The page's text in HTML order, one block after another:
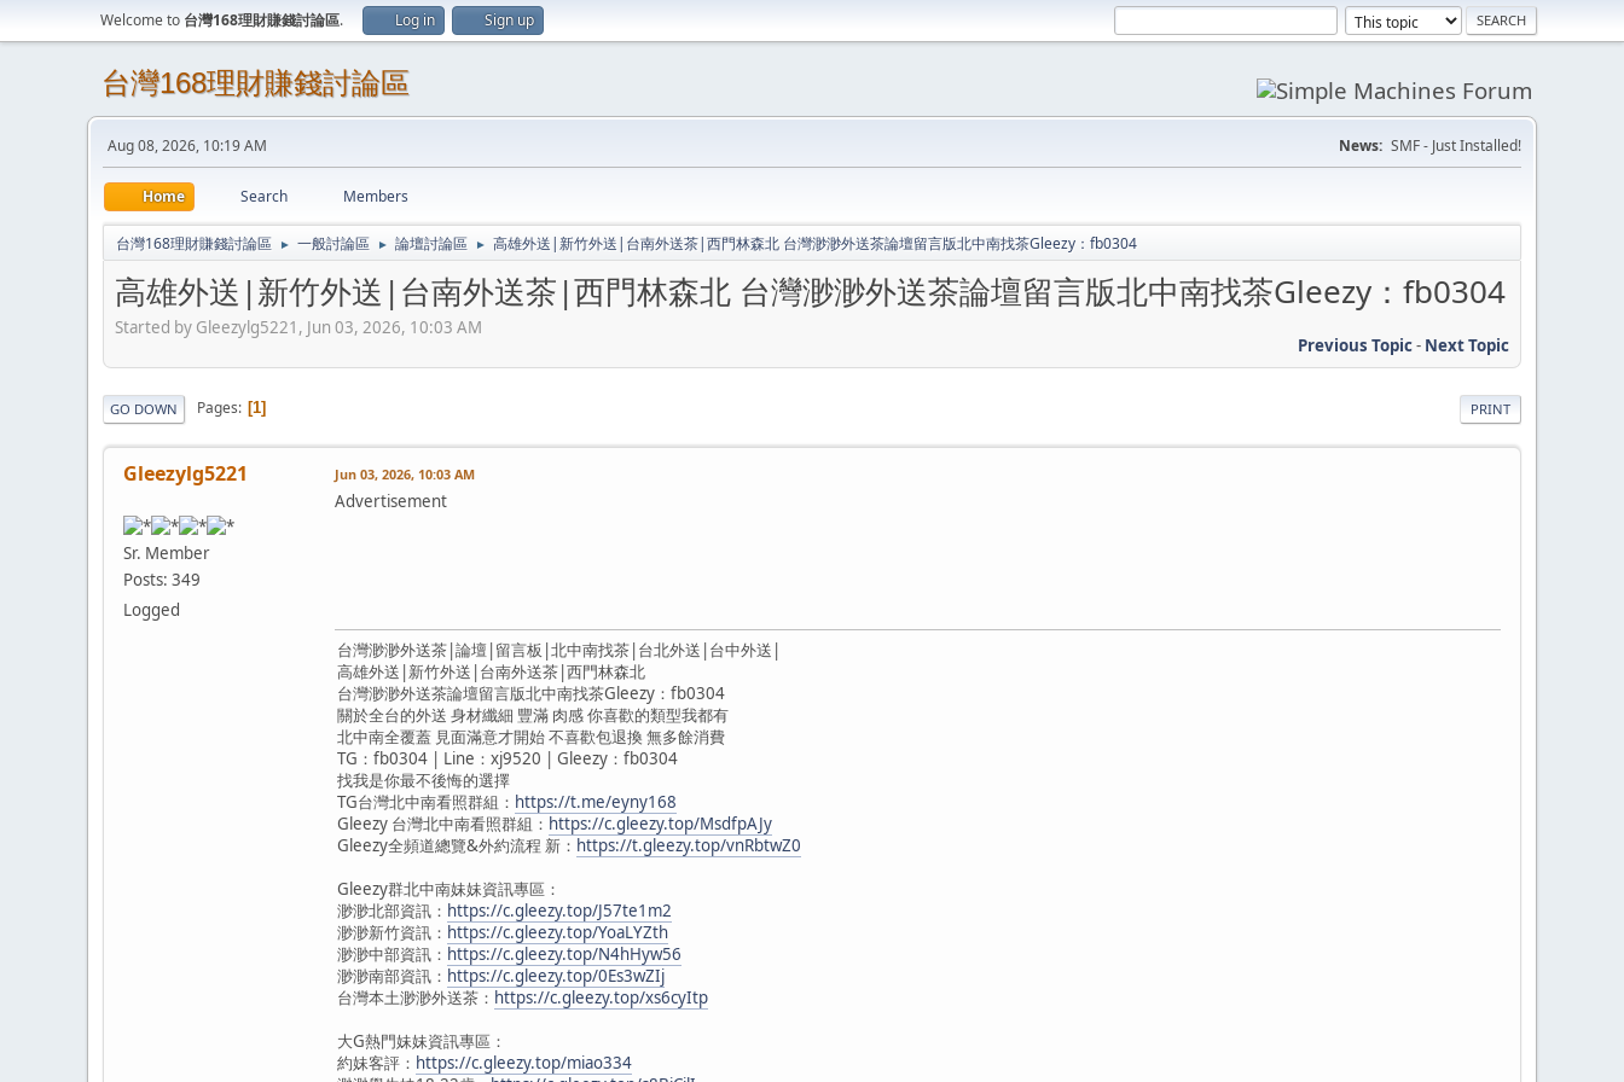
Welcome to 台灣168理財賺錢討論區. Log in Sign up
台灣168理財賺錢討論區
Aug 08, 2026, 10:19 AM News: SMF - Just Installed!
Home Search Members
台灣168理財賺錢討論區 ► 一般討論區 ► 論壇討論區 ► 高雄外送|新竹外送|台南外送茶|西門林森北 台灣渺渺外送茶論壇留言版北中南找茶Gleezy：fb0304
高雄外送|新竹外送|台南外送茶|西門林森北 台灣渺渺外送茶論壇留言版北中南找茶Gleezy：fb0304
Started by Gleezylg5221, Jun 03, 2026, 10:03 AM
Previous Topic- Next Topic
PRINT
GO DOWN Pages 1
Gleezylg5221
Sr. Member
Posts: 349
Logged
Jun 03, 2026, 10:03 AM
Advertisement
台灣渺渺外送茶|論壇|留言板|北中南找茶|台北外送|台中外送|
高雄外送|新竹外送|台南外送茶|西門林森北
台灣渺渺外送茶論壇留言版北中南找茶Gleezy：fb0304
關於全台的外送 身材纖細 豐滿 肉感 你喜歡的類型我都有
北中南全覆蓋 見面滿意才開始 不喜歡包退換 無多餘消費
TG：fb0304 | Line：xj9520 | Gleezy：fb0304
找我是你最不後悔的選擇
TG台灣北中南看照群組： https://t.me/eyny168
Gleezy 台灣北中南看照群組： https://c.gleezy.top/MsdfpAJy
Gleezy全頻道總覽&外約流程 新： https://t.gleezy.top/vnRbtwZ0
Gleezy群北中南妹妹資訊專區：
渺渺北部資訊： https://c.gleezy.top/J57te1m2
渺渺新竹資訊： https://c.gleezy.top/YoaLYZth
渺渺中部資訊： https://c.gleezy.top/N4hHyw56
渺渺南部資訊： https://c.gleezy.top/0Es3wZIj
台灣本土渺渺外送茶： https://c.gleezy.top/xs6cyItp
大G熱門妹妹資訊專區：
約妹客評： https://c.gleezy.top/miao334